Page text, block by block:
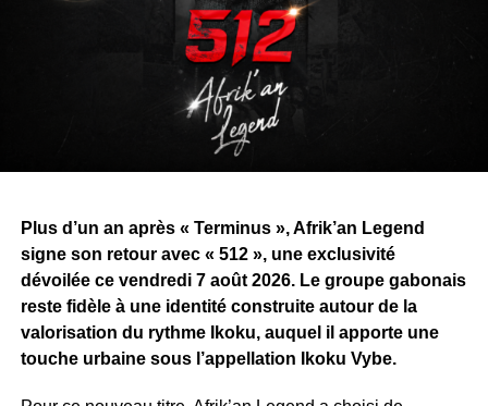
Plus d’un an après « Terminus », Afrik’an Legend
signe son retour avec « 512 », une exclusivité
dévoilée ce vendredi 7 août 2026. Le groupe gabonais
reste fidèle à une identité construite autour de la
valorisation du rythme Ikoku, auquel il apporte une
touche urbaine sous l’appellation Ikoku Vybe.